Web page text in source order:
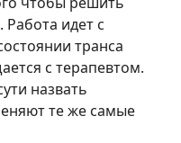
Работа идет с
транса
с терапевтом.
назвать
те же самые